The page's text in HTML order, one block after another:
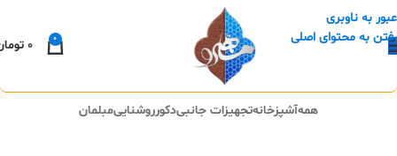
عبور به ناوبری
رفتن به محتوای اصلی
0
0
همهآشپزخانهتجهیزات جانبیدکورروشناییمبلمان